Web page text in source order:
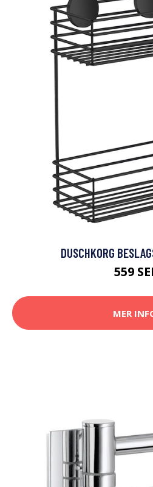
DUSCHKORG
559
MER